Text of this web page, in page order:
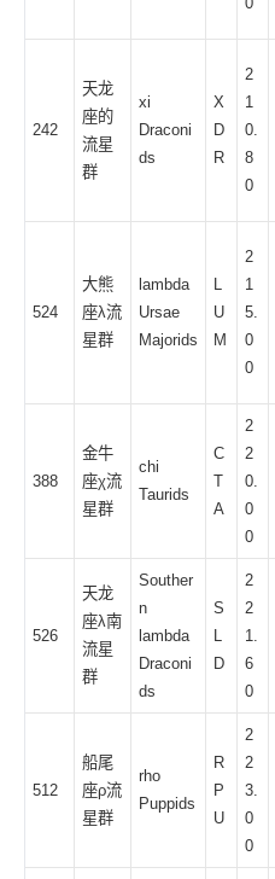
242
天龙
座的
流星
群
xi
Draconi
ds
X
D
R
2
1
0.
8
0
524
大熊
座λ流
星群
lambda
Ursae
Majorids
L
U
M
2
1
5.
0
0
388
金牛
座χ流
星群
chi
Taurids
C
T
A
2
2
0.
0
0
526
天龙
座λ南
流星
群
Souther
n
lambda
Draconi
ds
S
L
D
2
2
1.
6
0
512
船尾
座ρ流
星群
rho
Puppids
R
P
U
2
2
3.
0
0